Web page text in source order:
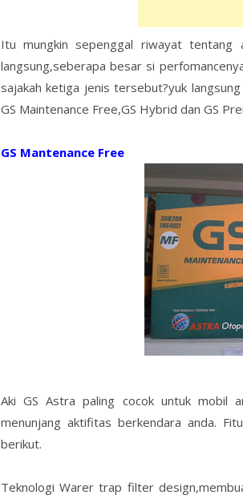
Itu mungkin sepenggal riwayat tentang
langsung,seberapa besar si
sajakah ketiga jenis tersebut?yuk
GS Maintenance Free,GS Hybrid dan GS
GS Mantenance Free
Aki GS Astra paling cocok untuk mobil
menunjang aktifitas berkendara anda.
berikut.
Teknologi Warer trap filter